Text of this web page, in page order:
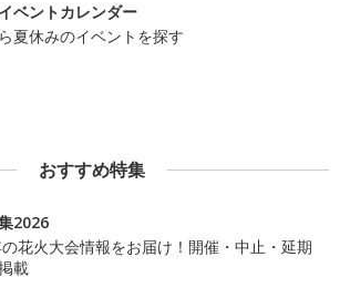
ベントカレンダー
夏休みのイベントを探す
おすすめ特集
2026
花火大会情報をお届け！開催・中止・延期
載